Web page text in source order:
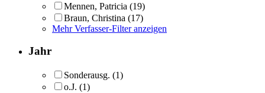
Mennen, Patricia (19)
Braun, Christina (17)
Mehr Verfasser-Filter anzeigen
Jahr
Sonderausg. (1)
o.J. (1)